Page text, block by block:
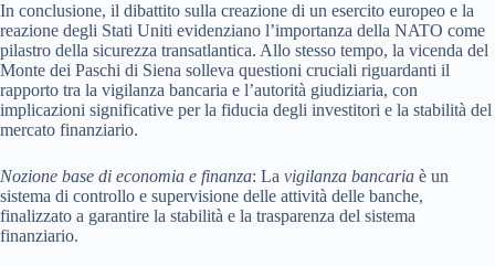
In conclusione, il dibattito sulla creazione di un esercito europeo e la
reazione degli Stati Uniti evidenziano l’importanza della NATO come
pilastro della sicurezza transatlantica. Allo stesso tempo, la vicenda del
Monte dei Paschi di Siena solleva questioni cruciali riguardanti il
rapporto tra la vigilanza bancaria e l’autorità giudiziaria, con
implicazioni significative per la fiducia degli investitori e la stabilità del
mercato finanziario.
Nozione base di economia e finanza: La vigilanza bancaria è un
sistema di controllo e supervisione delle attività delle banche,
finalizzato a garantire la stabilità e la trasparenza del sistema
finanziario.